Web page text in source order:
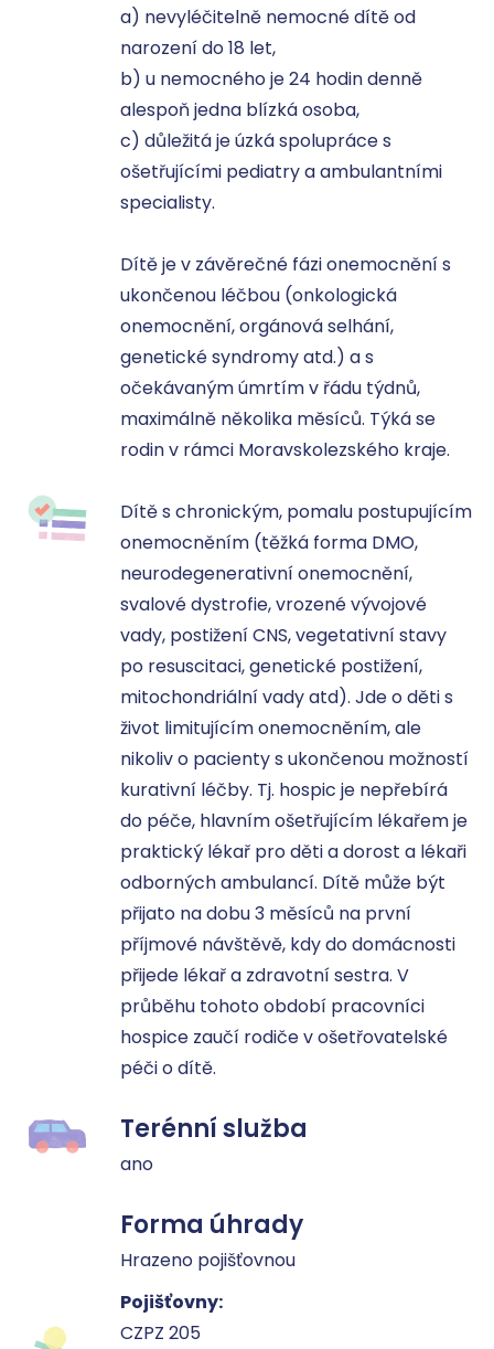
a) nevyléčitelně nemocné dítě od
narození do 18 let,
b) u nemocného je 24 hodin denně
alespoň jedna blízká osoba,
c) důležitá je úzká spolupráce s
ošetřujícími pediatry a ambulantními
specialisty.
Dítě je v závěrečné fázi onemocnění s
ukončenou léčbou (onkologická
onemocnění, orgánová selhání,
genetické syndromy atd.) a s
očekávaným úmrtím v řádu týdnů,
maximálně několika měsíců. Týká se
rodin v rámci Moravskolezského kraje.
Dítě s chronickým, pomalu postupujícím
onemocněním (těžká forma DMO,
neurodegenerativní onemocnění,
svalové dystrofie, vrozené vývojové
vady, postižení CNS, vegetativní stavy
po resuscitaci, genetické postižení,
mitochondriální vady atd). Jde o děti s
život limitujícím onemocněním, ale
nikoliv o pacienty s ukončenou možností
kurativní léčby. Tj. hospic je nepřebírá
do péče, hlavním ošetřujícím lékařem je
praktický lékař pro děti a dorost a lékaři
odborných ambulancí. Dítě může být
přijato na dobu 3 měsíců na první
příjmové návštěvě, kdy do domácnosti
přijede lékař a zdravotní sestra. V
průběhu tohoto období pracovníci
hospice zaučí rodiče v ošetřovatelské
péči o dítě.
Terénní služba
ano
Forma úhrady
Hrazeno pojišťovnou
Pojišťovny:
CZPZ 205